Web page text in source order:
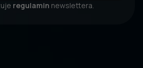
regulamin newslettera.